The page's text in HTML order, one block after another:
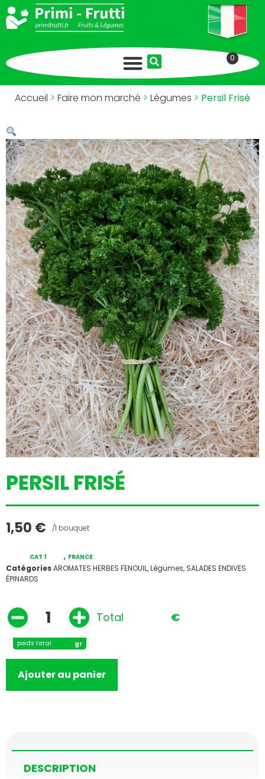
0
Accueil > Faire mon marché > Légumes > Persil Frisé
PERSIL FRISÉ
1,50 € /1 bouquet
CatégoriesAROMATES HERBES FENOUIL,Légumes, SALADES ENDIVES
ÉPINARDS
CAT 1 , FRANCE
poids total gr
Total €
Ajouter au panier
DESCRIPTION